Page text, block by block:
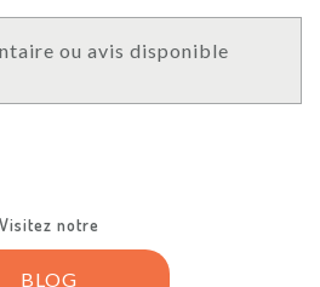
ou avis disponible
Visitez notre
BLOG